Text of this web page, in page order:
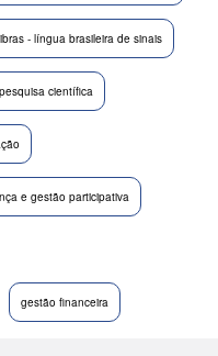
- língua brasileira de sinais
científica
e gestão participativa
gestão financeira